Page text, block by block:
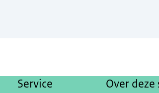
Service Over deze